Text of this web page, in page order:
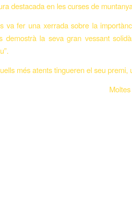
destacada en les curses de
va fer una xerrada sobre la
demostrà la seva gran vessant
més atents tingueren el seu premi,